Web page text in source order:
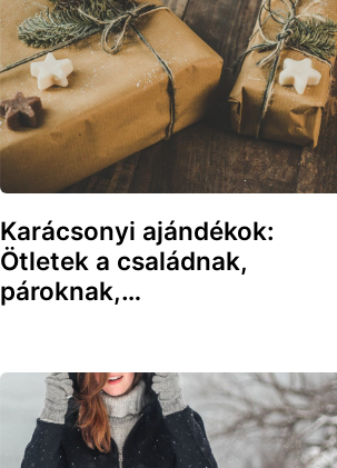
Karácsonyi ajándékok:
Ötletek a családnak,
pároknak,…